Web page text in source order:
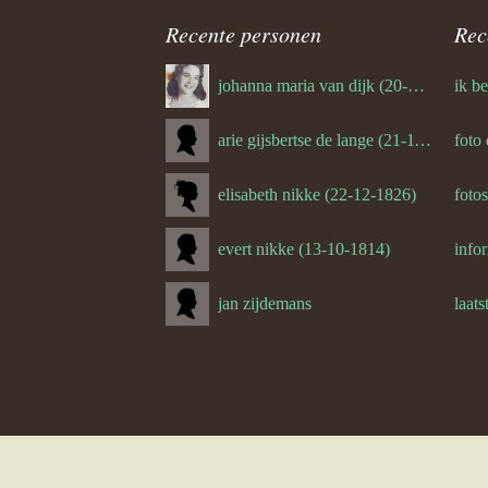
navigatieRecente personen
johanna maria van dijk (20-07-1939)
arie gijsbertse de lange (21-11-1675)
elisabeth nikke (22-12-1826)
evert nikke (13-10-1814)
jan zijdemans
foto